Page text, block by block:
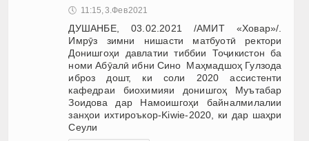
🕔 11:15, 3.Фев 2021
ДУШАНБЕ, 03.02.2021 /АМИТ «Ховар»/.
Имрӯз зимни нишасти матбуотӣ ректори
Донишгоҳи давлатии тиббии Тоҷикистон ба
номи Абӯалӣ ибни Сино Маҳмадшоҳ Гулзода
иброз дошт, ки соли 2020 ассистенти
кафедраи биохимияи донишгоҳ Муътабар
Зоидова дар Намоишгоҳи байналмилалии
занҳои ихтироъкор-Kiwie-2020, ки дар шаҳри
Сеули